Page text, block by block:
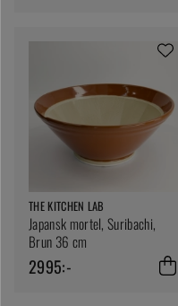
THE KITCHEN LAB
Japansk mortel, Suribachi,
Brun 36 cm
2995:-